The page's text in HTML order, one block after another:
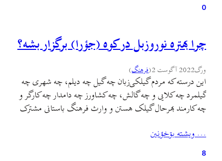
0
چرا بهتره نوروزبل در کوه (جؤرا) برگزار بشه؟
ورگ2022 آگوست 2 (فرهنگ)
اين درسته که مردم گیلکی‌زبان چه گیل چه دیلم، چه شهری چه
گیلمرد چه کلایی و چه گالش، چه کشاورز چه دامدار چه کارگر و
چه کارمند بهرحال گیلک هستن و وارث فرهنگ باستانی مشترک
هم درسته که مردم جلگه (گیلان در…
… ويشته بۊخؤنين
8